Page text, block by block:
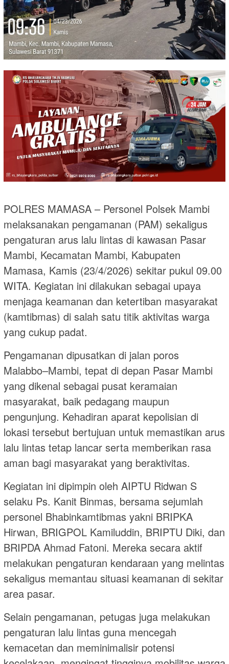
POLRES MAMASA – Personel Polsek Mambi
melaksanakan pengamanan (PAM) sekaligus
pengaturan arus lalu lintas di kawasan Pasar
Mambi, Kecamatan Mambi, Kabupaten
Mamasa, Kamis (23/4/2026) sekitar pukul 09.00
WITA. Kegiatan ini dilakukan sebagai upaya
menjaga keamanan dan ketertiban masyarakat
(kamtibmas) di salah satu titik aktivitas warga
yang cukup padat.
Pengamanan dipusatkan di jalan poros
Malabbo–Mambi, tepat di depan Pasar Mambi
yang dikenal sebagai pusat keramaian
masyarakat, baik pedagang maupun
pengunjung. Kehadiran aparat kepolisian di
lokasi tersebut bertujuan untuk memastikan arus
lalu lintas tetap lancar serta memberikan rasa
aman bagi masyarakat yang beraktivitas.
Kegiatan ini dipimpin oleh AIPTU Ridwan S
selaku Ps. Kanit Binmas, bersama sejumlah
personel Bhabinkamtibmas yakni BRIPKA
Hirwan, BRIGPOL Kamiluddin, BRIPTU Diki, dan
BRIPDA Ahmad Fatoni. Mereka secara aktif
melakukan pengaturan kendaraan yang melintas
sekaligus memantau situasi keamanan di sekitar
area pasar.
Selain pengamanan, petugas juga melakukan
pengaturan lalu lintas guna mencegah
kemacetan dan meminimalisir potensi